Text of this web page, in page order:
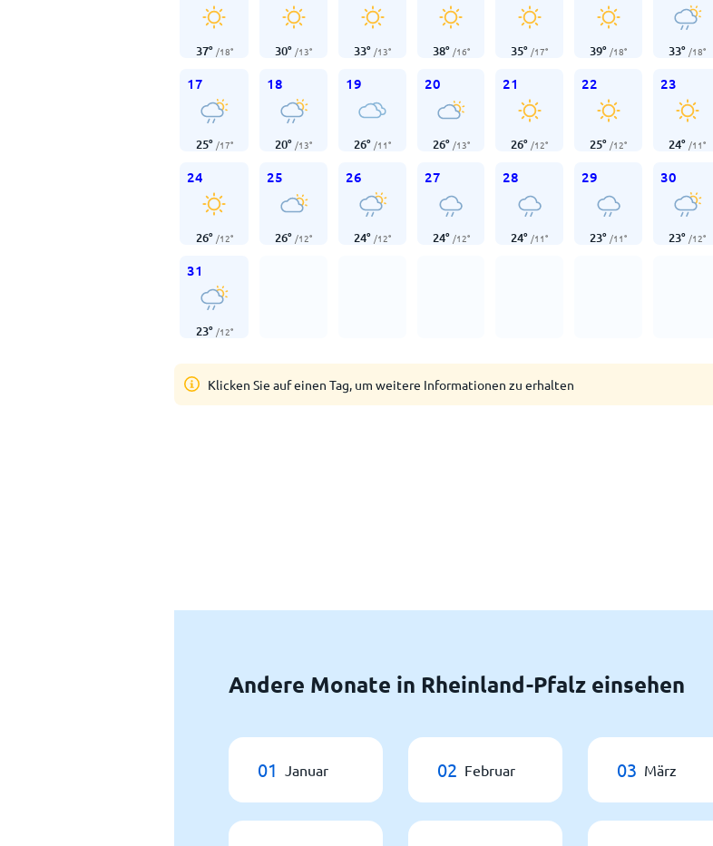
37° /18° 30° /13° 33° /13° 38° /16° 35° /17° 39° /18° 33° /18°
17
25° /17°
18
20° /13°
19
26° /11°
20
26° /13°
21
26° /12°
22
25° /12°
23
24° /11°
24
26° /12°
25
26° /12°
26
24° /12°
27
24° /12°
28
24° /11°
29
23° /11°
30
23° /12°
31
23° /12°
Klicken Sie auf einen Tag, um weitere Informationen zu erhalten
Andere Monate in Rheinland-Pfalz einsehen
01 Januar 02 Februar 03 März